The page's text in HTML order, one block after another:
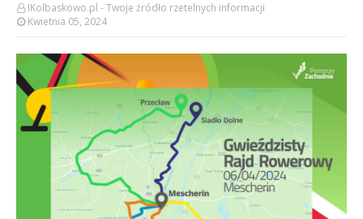
IKolbaskowo.pl - Twoje źródło rzetelnych informacji
Kwietnia 05, 2024